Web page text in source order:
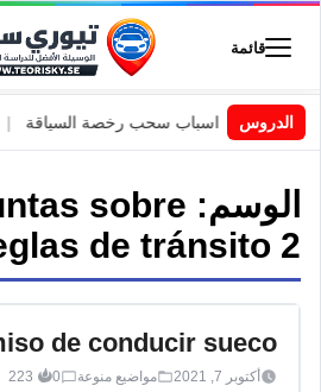
قائمة
الدروسالسويد | اسباب سحب رخصة السياقة
الوسم: sobre
de tránsito 2
de conducir sueco
أكتوبر 7, 2021 مواضيع منوعة 0
223